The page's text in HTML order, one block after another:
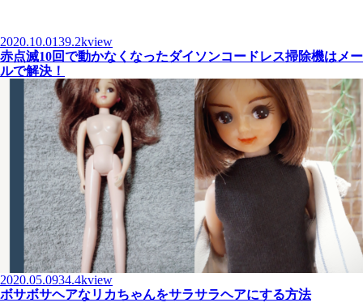
2020.10.0139.2kview
赤点滅10回で動かなくなったダイソンコードレス掃除機はメー
ルで解決！
2020.05.0934.4kview
ボサボサヘアなリカちゃんをサラサラヘアにする方法